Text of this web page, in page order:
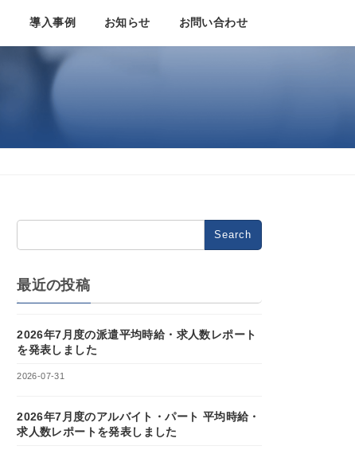
導入事例 お知らせ お問い合わせ
for:
最近の投稿
2026年7月度の派遣平均時給・求人数レポート
を発表しました
2026-07-31
2026年7月度のアルバイト・パート 平均時給・
求人数レポートを発表しました